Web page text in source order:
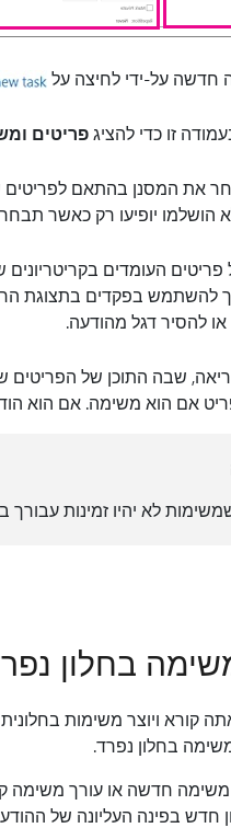
חדשה על-ידי לחיצה על
זו כדי להציגפריטים
את המסנן בהתאם לפריטים
הושלמו יופיעו רק כאשר תבחר
העומדים בקריטריונים
להשתמש בפקדים בתצוגת
להסיר דגל מהודעה.
שבה התוכן של
אם הוא משימה. אם הוא
שמשימות לא יהיו זמינות
בחלון
קורא ויוצר משימות
בחלון נפרד.
חדשה או עורך משימה
חדש בפינה העליונה של